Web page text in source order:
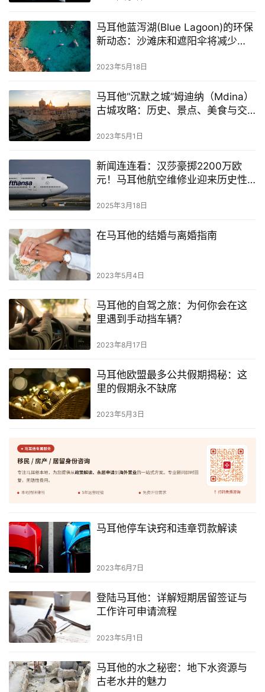
马
耳
他
移
民
留
育
址
导
航
马耳他蓝泻湖(Blue Lagoon)的环保
新动态：沙滩床和遮阳伞将减少
2023年5月18日
马耳他“沉默之城”姆迪纳（Mdina）
古城攻略：历史、景点、美食与交
2023年5月1日
新闻连连看：汉莎豪掷2200万欧
元！马耳他航空维修业迎来历史性
2025年3月18日
在马耳他的结婚与离婚指南
2023年5月4日
马耳他的自驾之旅：为何你会在这
里遇到手动挡车辆？
2023年8月17日
马耳他欧盟最多公共假期揭秘：这
里的假期永不缺席
2023年5月3日
马耳他停车诀窍和违章罚款解读
2023年6月7日
登陆马耳他：详解短期居留签证与
工作许可申请流程
2023年5月1日
马耳他的水之秘密：地下水资源与
古老水井的魅力